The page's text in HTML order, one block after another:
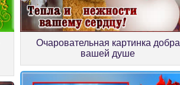
Очаровательная картинка добра
вашей душе